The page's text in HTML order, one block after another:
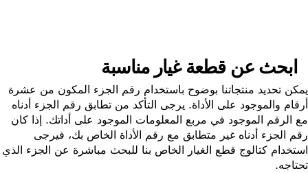
ابحث عن قطعة غيار مناسبة
تحديد منتجاتنا بوضوح باستخدام رقم الجزء المكون من عشرة
والموجود على الأداة. يرجى التأكد من تطابق رقم الجزء أدناه
الرقم الموجود في مربع المعلومات الموجود على أداتك. إذا كان
الجزء أدناه غير متطابق مع رقم الأداة الخاص بك، فيرجى
كتالوج قطع الغيار الخاص بنا للبحث مباشرة عن الجزء الذي